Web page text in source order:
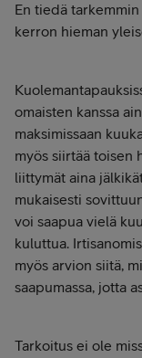
En tiedä
kerron hieman
omaisten kanssa
maksimissaan
myös siirtää toisen
liittymät aina
mukaisesti
voi saapua vielä
kuluttua.
myös arvion siitä,
saapumassa, jotta
Tarkoitus ei ole